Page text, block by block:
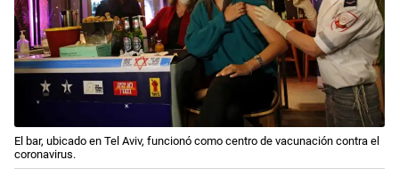
El bar, ubicado en Tel Aviv, funcionó como centro de vacunación contra el
coronavirus.